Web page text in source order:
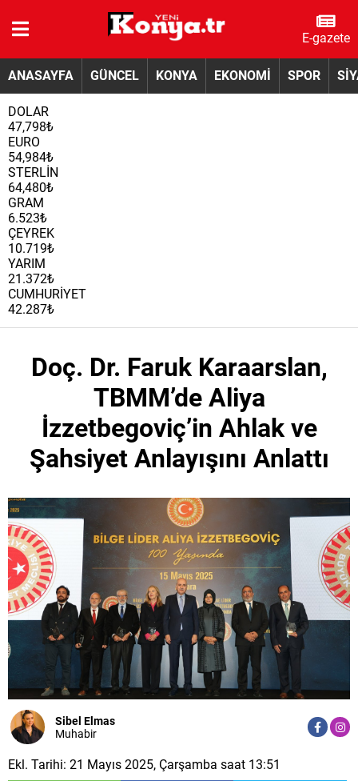
E-gazete
ANASAYFA GÜNCEL KONYA EKONOMİ SPOR
DOLAR
47,798₺
EURO
54,984₺
STERLİN
64,480₺
GRAM
6.523₺
ÇEYREK
10.719₺
YARIM
21.372₺
CUMHURİYET
42.287₺
Doç. Dr. Faruk Karaarslan,
TBMM’de Aliya
İzzetbegoviç’in Ahlak ve
Şahsiyet Anlayışını Anlattı
Sibel Elmas
Muhabir
Ekl. Tarihi: 21 Mayıs 2025, Çarşamba saat 13:51